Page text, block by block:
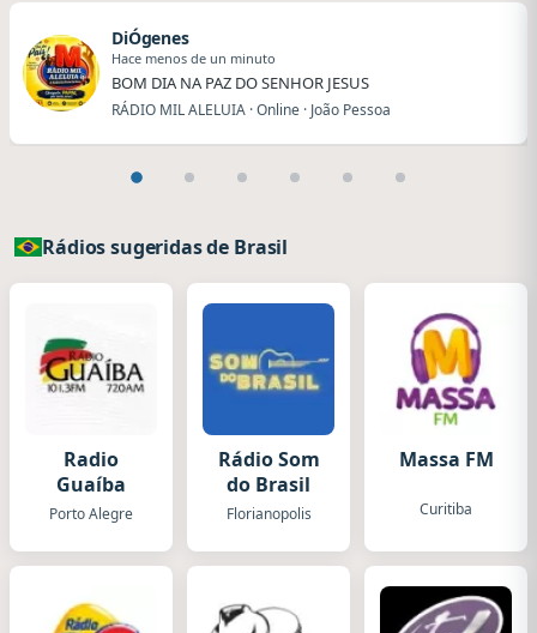
DiÓgenes
Hace menos de un minuto
BOM DIA NA PAZ DO SENHOR JESUS
RÁDIO MIL ALELUIA · Online · João Pessoa
Rádios sugeridas de Brasil
Radio
Guaíba
Porto Alegre
Rádio Som
do Brasil
Florianopolis
Massa FM
Curitiba